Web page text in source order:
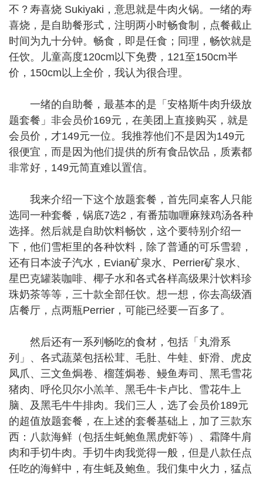
不？寿喜烧 Sukiyaki，意思就是牛肉火锅。一绪的寿
喜烧，是自助餐形式，注明两小时畅食制，点餐截止
时间为九十分钟。畅食，即是任食；同理，畅饮就是
任饮。儿童高度120cm以下免费，121至150cm半
价，150cm以上全价，我认为很合理。
一绪的自助餐，最基本的是「安格斯牛肉升级放
题套餐」非会员价169元，在美团上直接购买，就是
会员价，才149元一位。我推荐他们不是因为149元
很便宜，而是因为他们提供的所有食品饮品，质素都
非常好，149元简直难以置信。
我来介绍一下这个放题套餐，首先同桌客人只能
选同一种套餐，锅底7选2，有番茄咖喱麻辣鸡汤各种
选择。然后就是自助饮料畅饮，这个要特别介绍一
下，他们雪柜里的各种饮料，除了普通的可乐雪碧，
还有日本波子汽水，Evian矿泉水、Perrier矿泉水、
星巴克罐装咖啡、椰子水和各式各样高级果汁饮料珍
珠奶茶等等，三十款全部任饮。想一想，你去高级酒
店餐厅，点两瓶Perrier，可能已经要一百多了。
然后还有一系列畅吃的食材，包括「丸滑系
列」、各式蔬菜包括松茸、毛肚、牛蛙、虾滑、虎皮
凤爪、三文鱼焗卷、榴莲焗卷、鳗鱼寿司、黑毛雪花
猪肉、呼伦贝尔小羔羊、黑毛牛卡卢比、雪花牛上
脑、及黑毛牛牛排肉。我们三人，选了会员价189元
的超值放题套餐，在上述的套餐基础上，加了三款东
西：八款海鲜（包括生蚝鲍鱼黑虎虾等）、霜降牛肩
肉和手切牛肉。手切牛肉我觉得一般，但是八款任点
任吃的海鲜中，有生蚝及鲍鱼。我们集中火力，猛点